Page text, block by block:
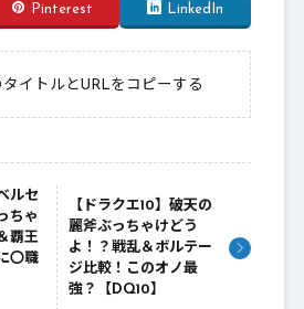
Pinterest LinkedIn
タイトルとURLをコピーする
ルセ
ちゃ
覇王
〇職
【ドラクエ10】破天の
麗斧ぶっちゃけどう
よ！？戦乱＆ボルテー
ジ比較！このオノ最
強？【DQ10】